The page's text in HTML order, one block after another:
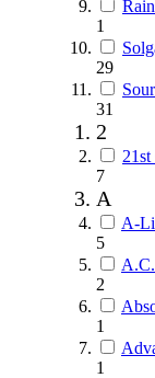
1
29
31
2
7
A
A-
5
2
1
1